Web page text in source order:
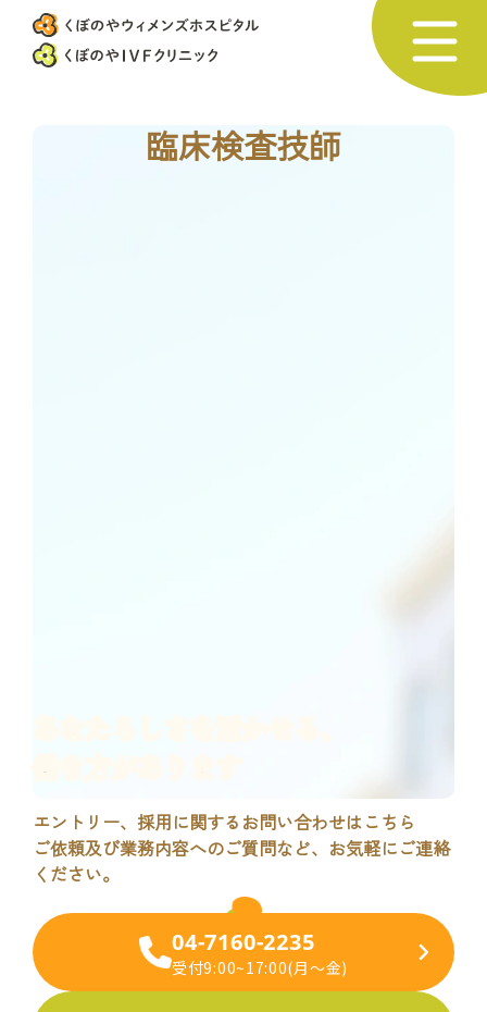
臨床検査技師
各職種確認用ページ
あなたらしさ
働き方があります
エントリー、採用に関するお問い合わせはこちら
ご依頼及び業務内容へのご質問など、お気軽にご連絡
ください。
04-7160-2235
受付9:00~17:00(月～金)